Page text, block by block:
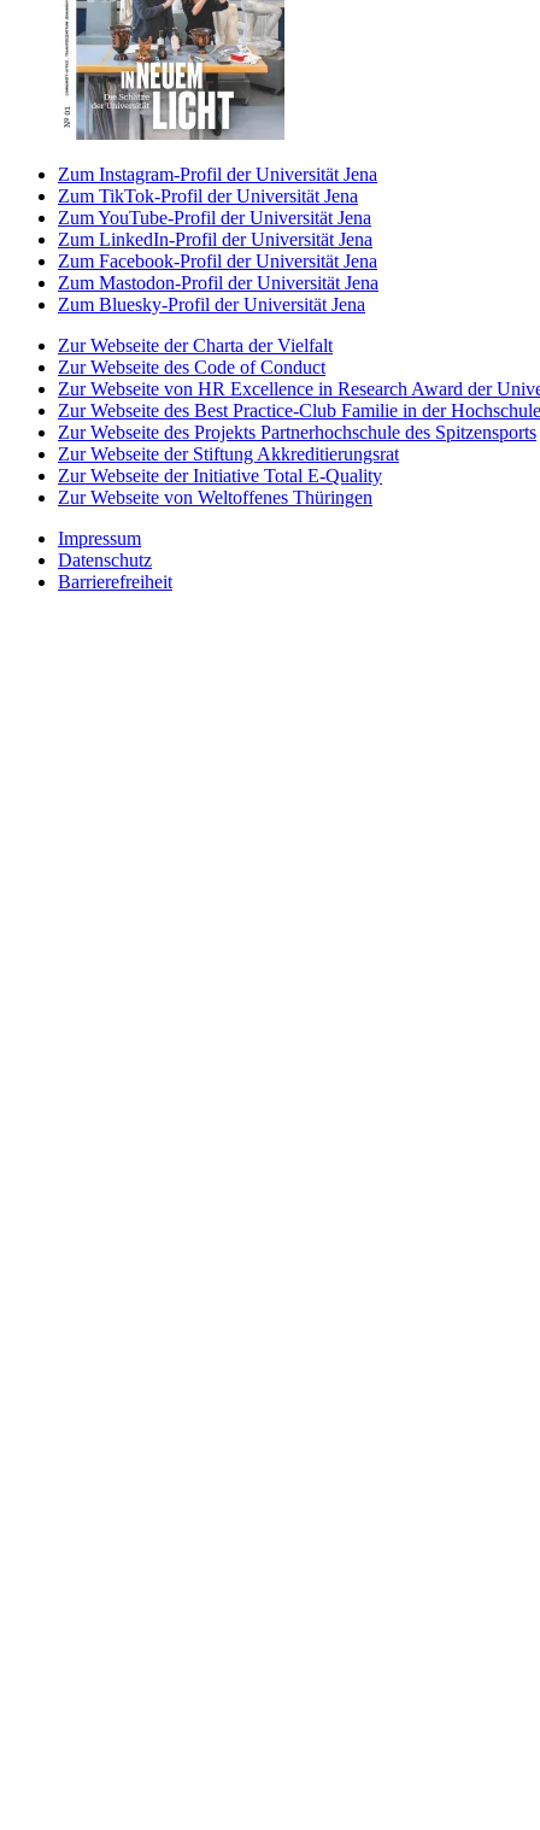
Zum Instagram-Profil der Universität Jena
Zum TikTok-Profil der Universität Jena
Zum YouTube-Profil der Universität Jena
Zum LinkedIn-Profil der Universität Jena
Zum Facebook-Profil der Universität Jena
Zum Mastodon-Profil der Universität Jena
Zum Bluesky-Profil der Universität Jena
Zur Webseite der Charta der Vielfalt
Zur Webseite des Code of Conduct
Zur Webseite von HR Excellence in Research Award der
Zur Webseite des Best Practice-Club Familie in der Hochschule
Zur Webseite des Projekts Partnerhochschule des Spitzensports
Zur Webseite der Stiftung Akkreditierungsrat
Zur Webseite der Initiative Total E-Quality
Zur Webseite von Weltoffenes Thüringen
Impressum
Datenschutz
Barrierefreiheit